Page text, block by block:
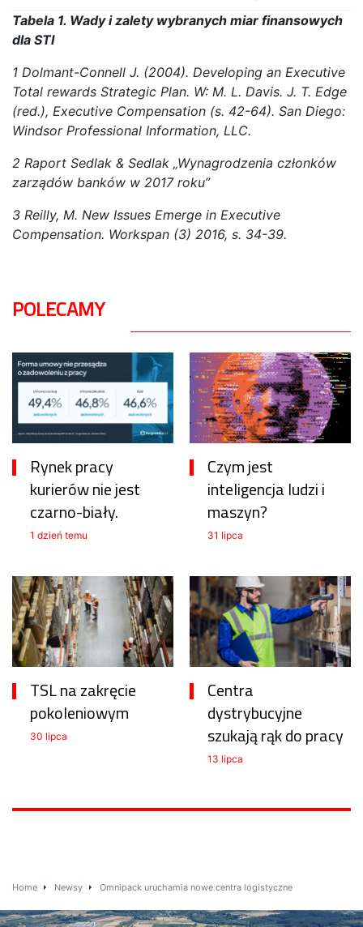
Tabela 1. Wady i zalety wybranych miar finansowych
dla STI
1 Dolmant-Connell J. (2004). Developing an Executive
Total rewards Strategic Plan. W: M. L. Davis. J. T. Edge
(red.), Executive Compensation (s. 42-64). San Diego:
Windsor Professional Information, LLC.
2 Raport Sedlak & Sedlak „Wynagrodzenia członków
zarządów banków w 2017 roku”
3 Reilly, M. New Issues Emerge in Executive
Compensation. Workspan (3) 2016, s. 34-39.
POLECAMY
Rynek pracy
kurierów nie jest
czarno-biały.
1 dzień temu
Czym jest
inteligencja ludzi i
maszyn?
31 lipca
TSL na zakręcie
pokoleniowym
30 lipca
Centra
dystrybucyjne
szukają rąk do pracy
13 lipca
Home Newsy Omnipack uruchamia nowe centra logistyczne